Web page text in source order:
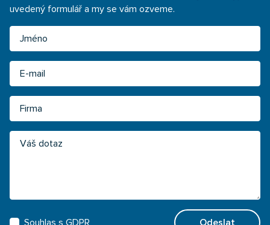
uvedený formulář a my se vám ozveme.
Jméno
Váš dotaz
Souhlas s GDPR Odeslat